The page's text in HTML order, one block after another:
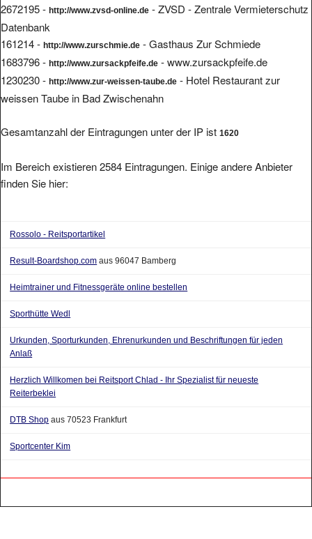
2672195 - http://www.zvsd-online.de - ZVSD - Zentrale Vermieterschutz
Datenbank
161214 - http://www.zurschmie.de - Gasthaus Zur Schmiede
1683796 - http://www.zursackpfeife.de - www.zursackpfeife.de
1230230 - http://www.zur-weissen-taube.de - Hotel Restaurant zur
weissen Taube in Bad Zwischenahn
Gesamtanzahl der Eintragungen unter der IP ist 1620
Im Bereich existieren 2584 Eintragungen. Einige andere Anbieter
finden Sie hier:
Rossolo - Reitsportartikel
Result-Boardshop.com aus 96047 Bamberg
Heimtrainer und Fitnessgeräte online bestellen
Sporthütte Wedl
Urkunden, Sporturkunden, Ehrenurkunden und Beschriftungen für jeden
Anlaß
Herzlich Willkomen bei Reitsport Chlad - Ihr Spezialist für neueste
Reiterbeklei
DTB Shop aus 70523 Frankfurt
Sportcenter Kim